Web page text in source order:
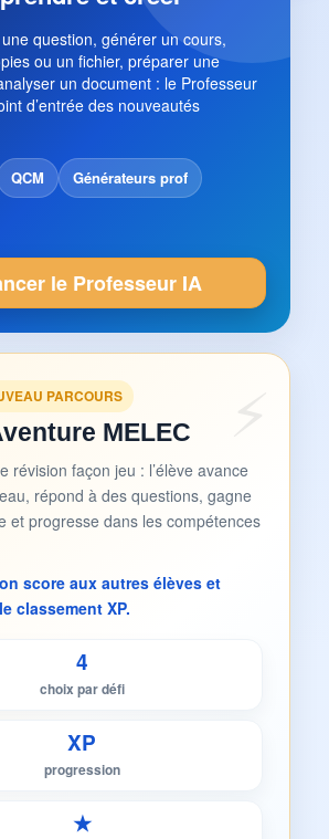
question, générer un cours,
ou un fichier, préparer une
un document : le Professeur
d’entrée des nouveautés
QCM
Générateurs prof
le Professeur IA
PARCOURS
MELEC
révision façon jeu : l’élève avance
répond à des questions, gagne
et progresse dans les compétences
score aux autres élèves et
classement XP.
4
choix par défi
XP
progression
★